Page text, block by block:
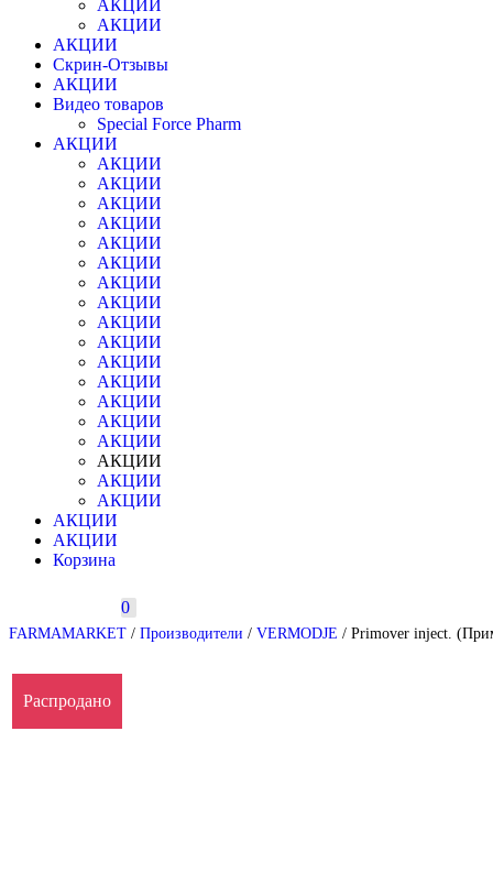
АКЦИИ
АКЦИИ
АКЦИИ
Скрин-Отзывы
АКЦИИ
Видео товаров
Special Force Pharm
АКЦИИ
АКЦИИ
АКЦИИ
АКЦИИ
АКЦИИ
АКЦИИ
АКЦИИ
АКЦИИ
АКЦИИ
АКЦИИ
АКЦИИ
АКЦИИ
АКЦИИ
АКЦИИ
АКЦИИ
АКЦИИ
АКЦИИ
АКЦИИ
АКЦИИ
АКЦИИ
АКЦИИ
Корзина
0
FARMAMARKET / Производители / VERMODJE / Primover inject.
Распродано